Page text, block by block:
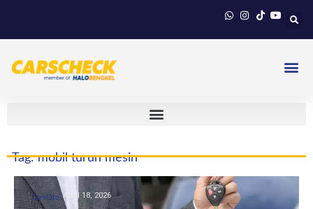
Tag: mobil turun mesin
CarsOto April 18, 2026